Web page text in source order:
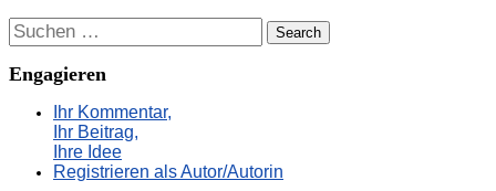
Suchen
Engagieren
Ihr Kommentar,
Ihr Beitrag,
Ihre Idee
Registrieren als Autor/Autorin